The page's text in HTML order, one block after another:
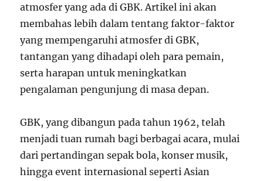
atmosfer yang ada di GBK. Artikel ini akan
membahas lebih dalam tentang faktor-faktor
yang mempengaruhi atmosfer di GBK,
tantangan yang dihadapi oleh para pemain,
serta harapan untuk meningkatkan
pengalaman pengunjung di masa depan.
GBK, yang dibangun pada tahun 1962, telah
menjadi tuan rumah bagi berbagai acara, mulai
dari pertandingan sepak bola, konser musik,
hingga event internasional seperti Asian